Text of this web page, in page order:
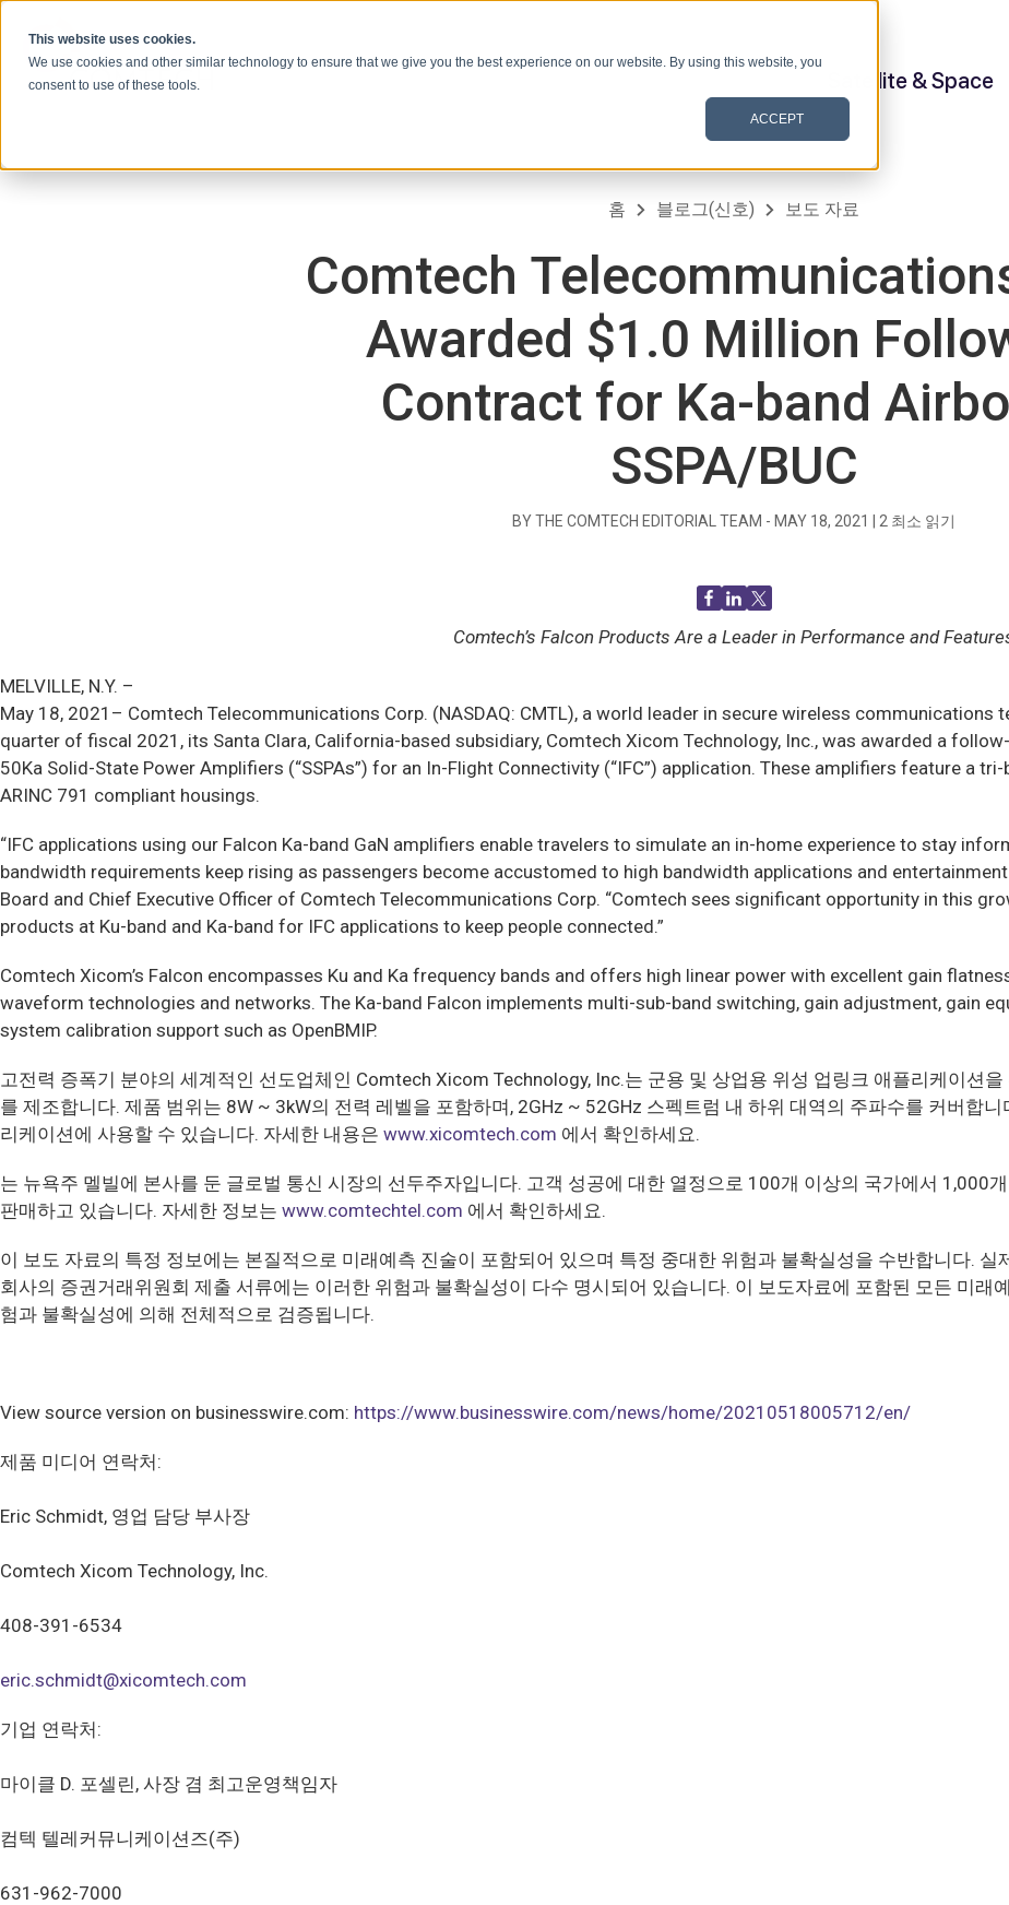
This website uses cookies.
We use cookies and other similar technology to ensure that we give you the best experience on our website. By using this website, you
consent to use of these tools.
ACCEPT
Satellite & Space
홈 블로그(신호) 보도 자료
Comtech
Awarded $1.0 Million
Contract for Ka-band
SSPA/BUC
BY THE COMTECH EDITORIAL TEAM - MAY 18, 2021 2 최소 읽기
Comtech’s Falcon Products Are a Leader in Performance and
MELVILLE, N.Y. –
May 18, 2021– Comtech Telecommunications Corp. (NASDAQ: CMTL), a world leader in secure wireless
quarter of fiscal 2021, its Santa Clara, California-based subsidiary, Comtech Xicom Technology, Inc., was awarded a
50Ka Solid-State Power Amplifiers (“SSPAs”) for an In-Flight Connectivity (“IFC”) application. These amplifiers feature a
ARINC 791 compliant housings.
“IFC applications using our Falcon Ka-band GaN amplifiers enable travelers to simulate an in-home experience to stay
bandwidth requirements keep rising as passengers become accustomed to high bandwidth applications and
Board and Chief Executive Officer of Comtech Telecommunications Corp. “Comtech sees significant opportunity in this
products at Ku-band and Ka-band for IFC applications to keep people connected.”
Comtech Xicom’s Falcon encompasses Ku and Ka frequency bands and offers high linear power with excellent gain
waveform technologies and networks. The Ka-band Falcon implements multi-sub-band switching, gain adjustment, gain
system calibration support such as OpenBMIP.
고전력 증폭기 분야의 세계적인 선도업체인 Comtech Xicom Technology, Inc.는 군용 및 상업용 위성 업링크 애플리케이션
를 제조합니다. 제품 범위는 8W ~ 3kW의 전력 레벨을 포함하며, 2GHz ~ 52GHz 스펙트럼 내 하위 대역의 주파수를 커버합
리케이션에 사용할 수 있습니다. 자세한 내용은 www.xicomtech.com 에서 확인하세요.
는 뉴욕주 멜빌에 본사를 둔 글로벌 통신 시장의 선두주자입니다. 고객 성공에 대한 열정으로 100개 이상의 국가에서 1,000
판매하고 있습니다. 자세한 정보는 www.comtechtel.com 에서 확인하세요.
이 보도 자료의 특정 정보에는 본질적으로 미래예측 진술이 포함되어 있으며 특정 중대한 위험과 불확실성을 수반합니다.
회사의 증권거래위원회 제출 서류에는 이러한 위험과 불확실성이 다수 명시되어 있습니다. 이 보도자료에 포함된 모든 미래
험과 불확실성에 의해 전체적으로 검증됩니다.
View source version on businesswire.com: https://www.businesswire.com/news/home/20210518005712/en/
제품 미디어 연락처:
Eric Schmidt, 영업 담당 부사장
Comtech Xicom Technology, Inc.
408-391-6534
eric.schmidt@xicomtech.com
기업 연락처:
마이클 D. 포셀린, 사장 겸 최고운영책임자
컴텍 텔레커뮤니케이션즈(주)
631-962-7000